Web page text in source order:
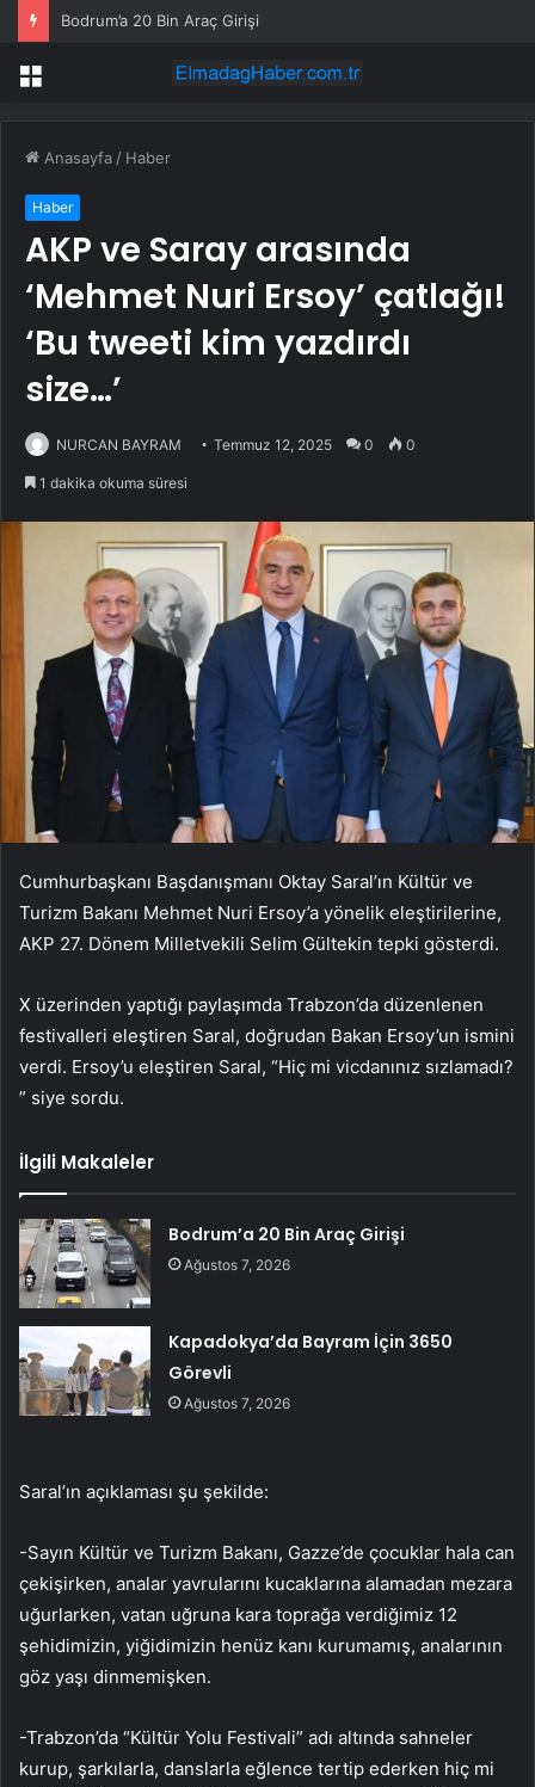
Bodrum’a 20 Bin Araç Girişi
Menü
Anasayfa / Haber
Haber
AKP ve Saray arasında
‘Mehmet Nuri Ersoy’ çatlağı!
‘Bu tweeti kim yazdırdı
size…’
NURCAN BAYRAM Temmuz 12, 2025 0 0
1 dakika okuma süresi
Cumhurbaşkanı Başdanışmanı Oktay Saral’ın Kültür ve
Turizm Bakanı Mehmet Nuri Ersoy’a yönelik eleştirilerine,
AKP 27. Dönem Milletvekili Selim Gültekin tepki gösterdi.
X üzerinden yaptığı paylaşımda Trabzon’da düzenlenen
festivalleri eleştiren Saral, doğrudan Bakan Ersoy’un ismini
verdi. Ersoy’u eleştiren Saral, “Hiç mi vicdanınız sızlamadı?
” siye sordu.
İlgili Makaleler
Bodrum’a 20 Bin Araç Girişi
Ağustos 7, 2026
Kapadokya’da Bayram İçin 3650
Görevli
Ağustos 7, 2026
Saral’ın açıklaması şu şekilde:
-Sayın Kültür ve Turizm Bakanı, Gazze’de çocuklar hala can
çekişirken, analar yavrularını kucaklarına alamadan mezara
uğurlarken, vatan uğruna kara toprağa verdiğimiz 12
şehidimizin, yiğidimizin henüz kanı kurumamış, analarının
göz yaşı dinmemişken.
-Trabzon’da “Kültür Yolu Festivali” adı altında sahneler
kurup, şarkılarla, danslarla eğlence tertip ederken hiç mi